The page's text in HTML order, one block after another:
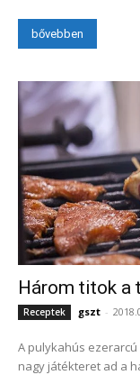
bővebben
Három titok a
Receptek gszt -
A pulykahús
nagy játékteret ad a